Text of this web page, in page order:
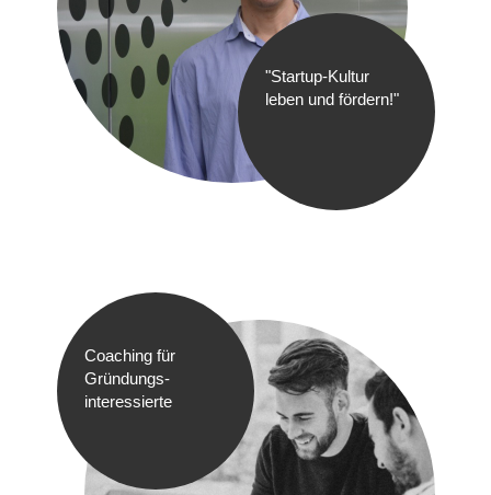
"Startup-Kultur
leben und fördern!"
Coaching für
Gründungs-
interessierte